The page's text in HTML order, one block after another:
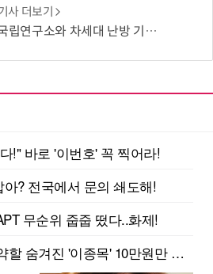
사 더보기
구소와 차세대 난방 기술 개발한다